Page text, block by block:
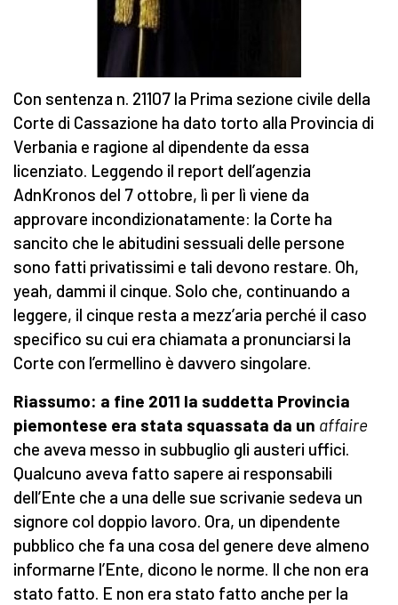
Con sentenza n. 21107 la Prima sezione civile della
Corte di Cassazione ha dato torto alla Provincia di
Verbania e ragione al dipendente da essa
licenziato. Leggendo il report dell’agenzia
AdnKronos del 7 ottobre, lì per lì viene da
approvare incondizionatamente: la Corte ha
sancito che le abitudini sessuali delle persone
sono fatti privatissimi e tali devono restare. Oh,
yeah, dammi il cinque. Solo che, continuando a
leggere, il cinque resta a mezz’aria perché il caso
specifico su cui era chiamata a pronunciarsi la
Corte con l’ermellino è davvero singolare.
Riassumo: a fine 2011 la suddetta Provincia
piemontese era stata squassata da un affaire
che aveva messo in subbuglio gli austeri uffici.
Qualcuno aveva fatto sapere ai responsabili
dell’Ente che a una delle sue scrivanie sedeva un
signore col doppio lavoro. Ora, un dipendente
pubblico che fa una cosa del genere deve almeno
informarne l’Ente, dicono le norme. Il che non era
stato fatto. E non era stato fatto anche per la